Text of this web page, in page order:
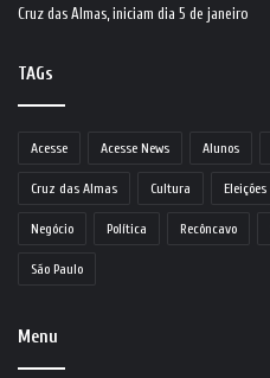
Cruz das Almas, iniciam dia 5 de janeiro
TAGs
Acesse Acesse News Alunos
Cruz das Almas Cultura Eleições
Negócio Política Recôncavo
São Paulo
Menu